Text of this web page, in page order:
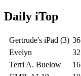
Daily iTop
Gertrude's iPad (3) 36
Evelyn
32
Terri A. Buelow
16